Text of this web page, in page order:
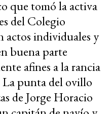
que tomó la activa
del Colegio
individuales y
buena parte
afines a la rancia
La punta del ovillo
de Jorge Horacio